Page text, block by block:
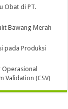
Obat di PT.
Bawang Merah
pada Produksi
Validation (CSV)